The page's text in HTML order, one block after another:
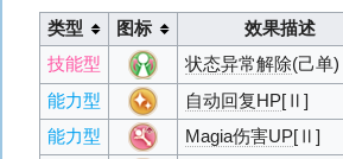
类型 图标 效果描述
技能型
状态异常解除(己单)
能力型 自动回复HP[Ⅱ]
能力型
Magia伤害UP[Ⅱ]